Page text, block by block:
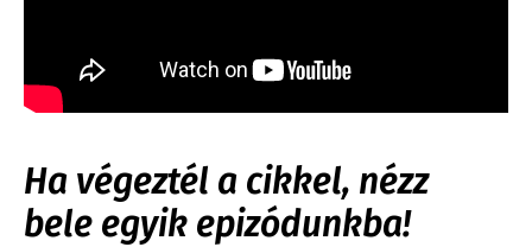
Ha végeztél a cikkel, nézz
bele egyik epizódunkba!